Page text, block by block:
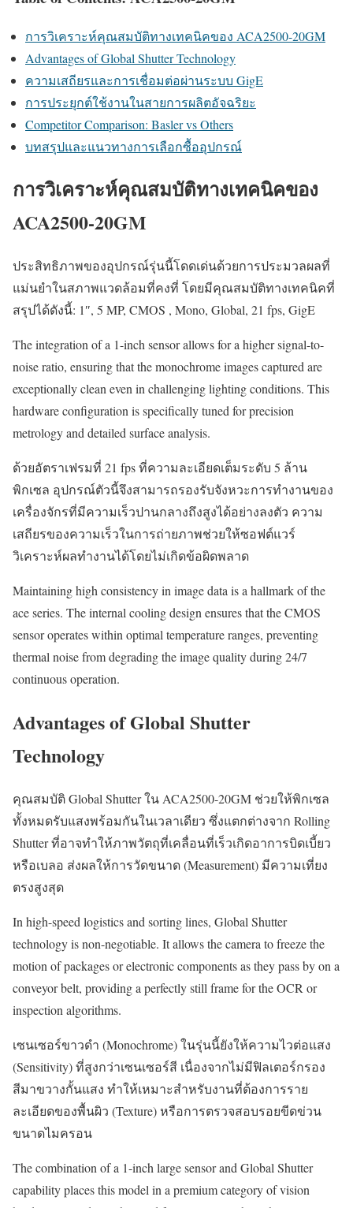
การวิเคราะห์คุณสมบัติทางเทคนิคของ ACA2500-20GM
Advantages of Global Shutter Technology
ความเสถียรและการเชื่อมต่อผ่านระบบ GigE
การประยุกต์ใช้งานในสายการผลิตอัจฉริยะ
Competitor Comparison: Basler vs Others
บทสรุปและแนวทางการเลือกซื้ออุปกรณ์
การวิเคราะห์คุณสมบัติทางเทคนิคของ
ACA2500-20GM
ประสิทธิภาพของอุปกรณ์รุ่นนี้โดดเด่นด้วยการประมวลผลที่
แม่นยำในสภาพแวดล้อมที่คงที่ โดยมีคุณสมบัติทางเทคนิคที่
สรุปได้ดังนี้: 1″, 5 MP, CMOS , Mono, Global, 21 fps, GigE
The integration of a 1-inch sensor allows for a higher signal-to-
noise ratio, ensuring that the monochrome images captured are
exceptionally clean even in challenging lighting conditions. This
hardware configuration is specifically tuned for precision
metrology and detailed surface analysis.
ด้วยอัตราเฟรมที่ 21 fps ที่ความละเอียดเต็มระดับ 5 ล้าน
พิกเซล อุปกรณ์ตัวนี้จึงสามารถรองรับจังหวะการทำงานของ
เครื่องจักรที่มีความเร็วปานกลางถึงสูงได้อย่างลงตัว ความ
เสถียรของความเร็วในการถ่ายภาพช่วยให้ซอฟต์แวร์
วิเคราะห์ผลทำงานได้โดยไม่เกิดข้อผิดพลาด
Maintaining high consistency in image data is a hallmark of the
ace series. The internal cooling design ensures that the CMOS
sensor operates within optimal temperature ranges, preventing
thermal noise from degrading the image quality during 24/7
continuous operation.
Advantages of Global Shutter
Technology
คุณสมบัติ Global Shutter ใน ACA2500-20GM ช่วยให้พิกเซล
ทั้งหมดรับแสงพร้อมกันในเวลาเดียว ซึ่งแตกต่างจาก Rolling
Shutter ที่อาจทำให้ภาพวัตถุที่เคลื่อนที่เร็วเกิดอาการบิดเบี้ยว
หรือเบลอ ส่งผลให้การวัดขนาด (Measurement) มีความเที่ยง
ตรงสูงสุด
In high-speed logistics and sorting lines, Global Shutter
technology is non-negotiable. It allows the camera to freeze the
motion of packages or electronic components as they pass by on a
conveyor belt, providing a perfectly still frame for the OCR or
inspection algorithms.
เซนเซอร์ขาวดำ (Monochrome) ในรุ่นนี้ยังให้ความไวต่อแสง
(Sensitivity) ที่สูงกว่าเซนเซอร์สี เนื่องจากไม่มีฟิลเตอร์กรอง
สีมาขวางกั้นแสง ทำให้เหมาะสำหรับงานที่ต้องการราย
ละเอียดของพื้นผิว (Texture) หรือการตรวจสอบรอยขีดข่วน
ขนาดไมครอน
The combination of a 1-inch large sensor and Global Shutter
capability places this model in a premium category of vision